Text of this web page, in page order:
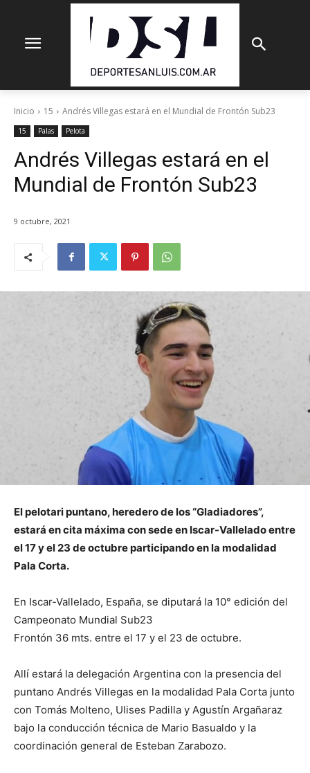
Inicio 15 Andrés Villegas estará en el Mundial de Frontón Sub23
15 Palas Pelota
Andrés Villegas estará en el
Mundial de Frontón Sub23
9 octubre, 2021
El pelotari puntano, heredero de los “Gladiadores”,
estará en cita máxima con sede en Iscar-Vallelado entre
el 17 y el 23 de octubre participando en la modalidad
Pala Corta.
En Iscar-Vallelado, España, se diputará la 10° edición del
Campeonato Mundial Sub23
Frontón 36 mts. entre el 17 y el 23 de octubre.
Allí estará la delegación Argentina con la presencia del
puntano Andrés Villegas en la modalidad Pala Corta junto
con Tomás Molteno, Ulises Padilla y Agustín Argañaraz
bajo la conducción técnica de Mario Basualdo y la
coordinación general de Esteban Zarabozo.